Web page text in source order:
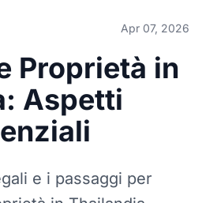
Apr 07, 2026
Proprietà in
Aspetti
e i passaggi per